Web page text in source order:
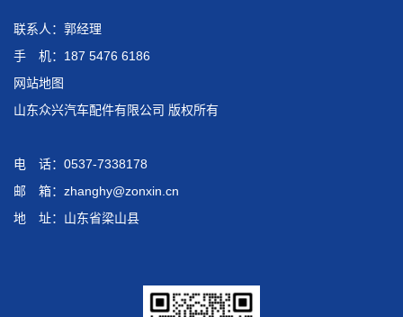
联系人：郭经理
手 机：187 5476 6186
网站地图
山东众兴汽车配件有限公司 版权所有
电 话：0537-7338178
邮 箱：zhanghy@zonxin.cn
地 址：山东省梁山县